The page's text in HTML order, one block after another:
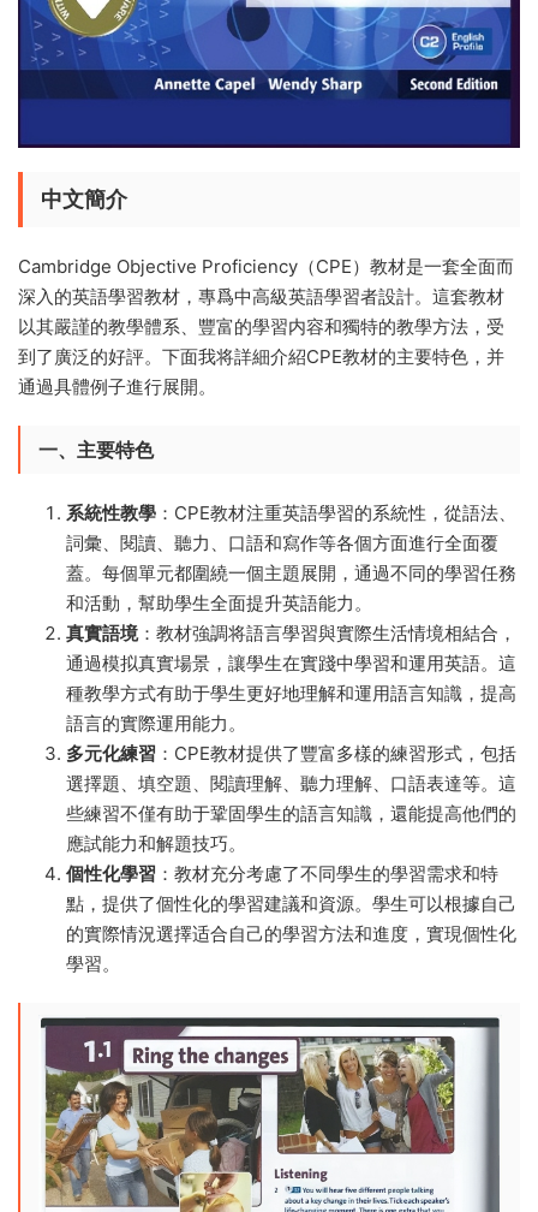
中文簡介
Cambridge Objective Proficiency（CPE）教材是一套全面而
深入的英語學習教材，專爲中高級英語學習者設計。這套教材
以其嚴謹的教學體系、豐富的學習内容和獨特的教學方法，受
到了廣泛的好評。下面我将詳細介紹CPE教材的主要特色，并
通過具體例子進行展開。
一、主要特色
系統性教學 ：CPE教材注重英語學習的系統性，從語法、
詞彙、閱讀、聽力、口語和寫作等各個方面進行全面覆
蓋。每個單元都圍繞一個主題展開，通過不同的學習任務
和活動，幫助學生全面提升英語能力。
真實語境：教材強調将語言學習與實際生活情境相結合，
通過模拟真實場景，讓學生在實踐中學習和運用英語。這
種教學方式有助于學生更好地理解和運用語言知識，提高
語言的實際運用能力。
多元化練習 ：CPE教材提供了豐富多樣的練習形式，包括
選擇題、填空題、閱讀理解、聽力理解、口語表達等。這
些練習不僅有助于鞏固學生的語言知識，還能提高他們的
應試能力和解題技巧。
個性化學習 ：教材充分考慮了不同學生的學習需求和特
點，提供了個性化的學習建議和資源。學生可以根據自己
的實際情況選擇适合自己的學習方法和進度，實現個性化
學習。